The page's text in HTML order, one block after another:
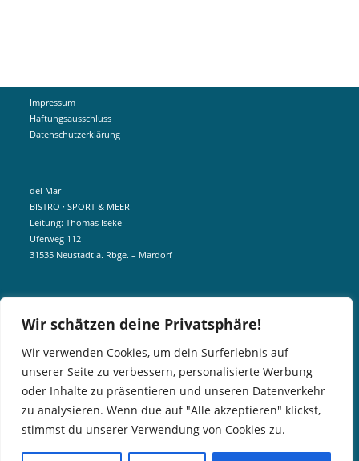
Wir schätzen deine Privatsphäre!
Wir verwenden Cookies, um dein Surferlebnis auf
unserer Seite zu verbessern, personalisierte Werbung
oder Inhalte zu präsentieren und unseren Datenverkehr
zu analysieren. Wenn due auf "Alle akzeptieren" klickst,
stimmst du unserer Verwendung von Cookies zu.
Impressum
Haftungsausschluss
Datenschutzerklärung
del Mar
BISTRO · SPORT & MEER
Leitung: Thomas Iseke
Uferweg 112
31535 Neustadt a. Rbge. – Mardorf
info@delmar-mardorf.de
Gern könnt ihr euch telefonisch bei uns über aktuelle Öffnungszeiten
informieren. Für Gruppen und Events können wir aber gern jederzeit
öffnen.